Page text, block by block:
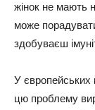
жінок не мають
може
здобуваєш
У європейських
цю проблему